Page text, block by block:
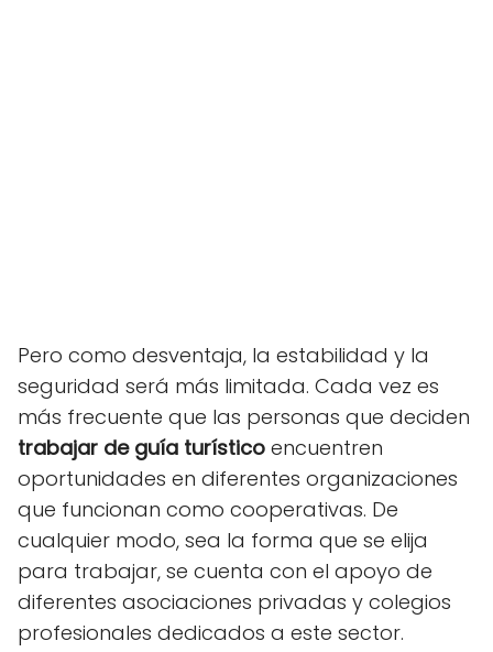
Pero como desventaja, la estabilidad y la
seguridad será más limitada. Cada vez es
más frecuente que las personas que deciden
trabajar de guía turístico encuentren
oportunidades en diferentes organizaciones
que funcionan como cooperativas. De
cualquier modo, sea la forma que se elija
para trabajar, se cuenta con el apoyo de
diferentes asociaciones privadas y colegios
profesionales dedicados a este sector.